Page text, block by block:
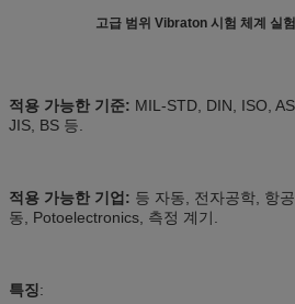
고급 범위 Vibraton 시험 체계 실
적용 가능한 기준: MIL-STD, DIN, ISO,
JIS, BS 등.
적용 가능한 기업: 등 자동, 전자공학, 항
동, Potoelectronics, 측정 계기.
특징: